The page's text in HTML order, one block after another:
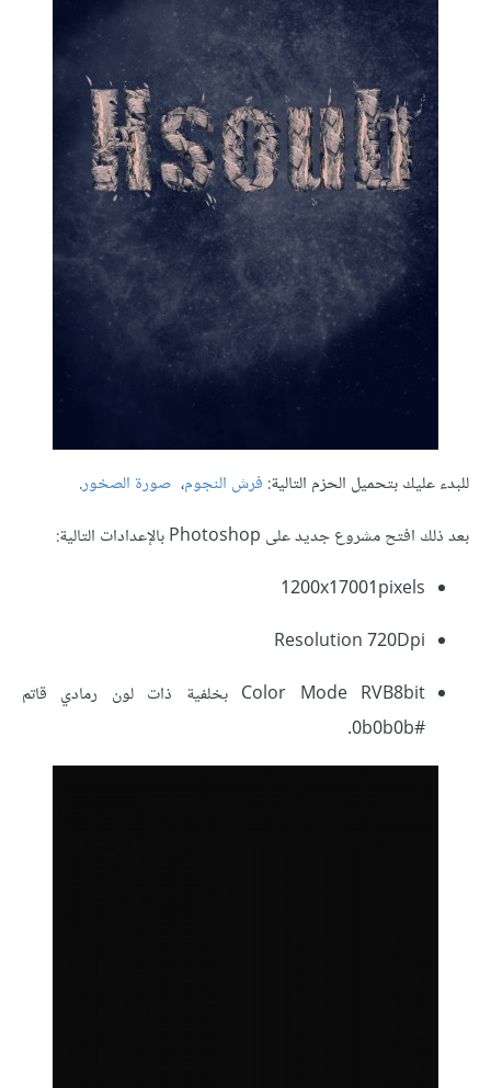
للبدء عليك بتحميل الحزم التالية: فرش النجوم، صورة الصخور.
بعد ذلك افتح مشروع جديد على Photoshop بالإعدادات التالية:
1200x17001pixels
Resolution 720Dpi
Color Mode RVB8bit بخلفية ذات لون رمادي قاتم
#0b0b0b.